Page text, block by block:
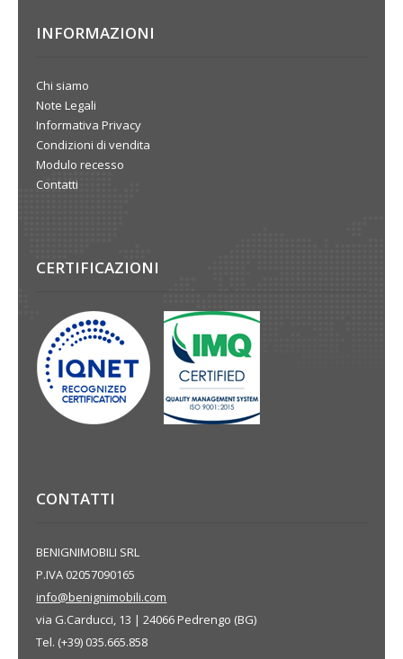
INFORMAZIONI
Chi siamo
Note Legali
Informativa Privacy
Condizioni di vendita
Modulo recesso
Contatti
CERTIFICAZIONI
CONTATTI
BENIGNIMOBILI SRL
P.IVA 02057090165
info@benignimobili.com
via G.Carducci, 13 | 24066 Pedrengo (BG)
Tel. (+39) 035.665.858